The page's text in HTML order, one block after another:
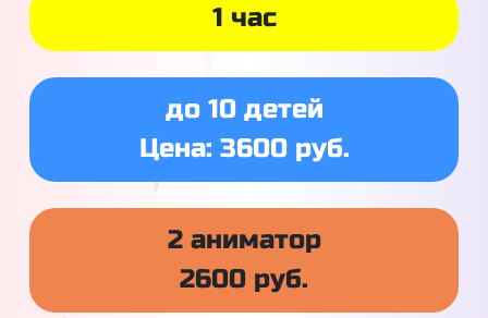
1 час
до 10 детей
Цена: 3600 руб.
2 аниматор
2600 руб.